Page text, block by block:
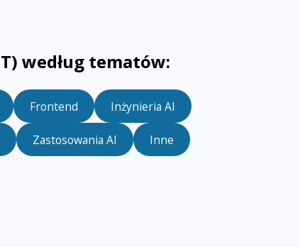
według tematów:
Frontend Inżynieria AI
Zastosowania AI Inne